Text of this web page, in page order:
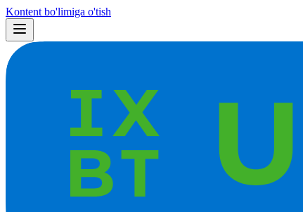
Kontent bo'limiga o'tish